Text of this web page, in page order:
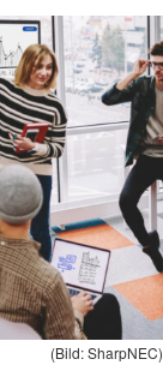
(Bild: SharpNEC)